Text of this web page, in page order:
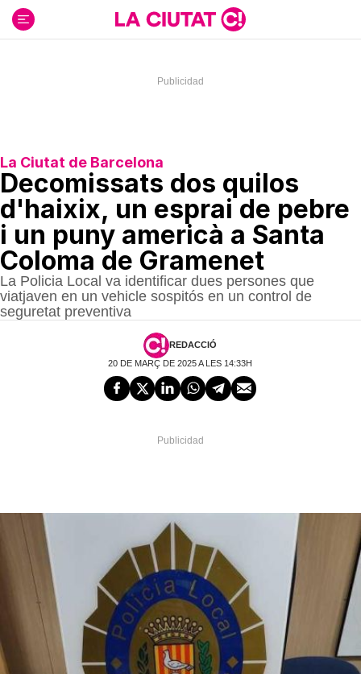
contenido
La Ciutat de Barcelona
Decomissats dos quilos
d'haixix, un esprai de pebre
i un puny americà a Santa
Coloma de Gramenet
La Policia Local va identificar dues persones que
viatjaven en un vehicle sospitós en un control de
seguretat preventiva
REDACCIÓ
20 DE MARÇ DE 2025 A LES 14:33H